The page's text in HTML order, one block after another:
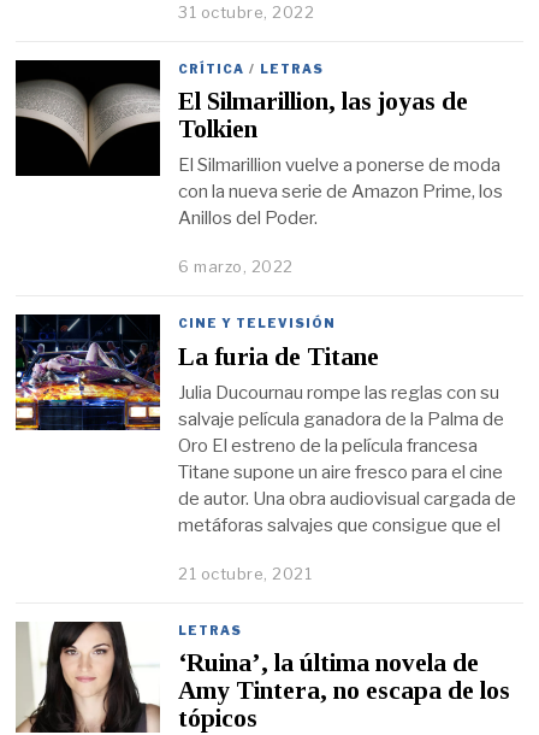
31 octubre, 2022
CRÍTICA / LETRAS
El Silmarillion, las joyas de
Tolkien
El Silmarillion vuelve a ponerse de moda
con la nueva serie de Amazon Prime, los
Anillos del Poder.
6 marzo, 2022
CINE Y TELEVISIÓN
La furia de Titane
Julia Ducournau rompe las reglas con su
salvaje película ganadora de la Palma de
Oro El estreno de la película francesa
Titane supone un aire fresco para el cine
de autor. Una obra audiovisual cargada de
metáforas salvajes que consigue que el
21 octubre, 2021
LETRAS
‘Ruina’, la última novela de
Amy Tintera, no escapa de los
tópicos